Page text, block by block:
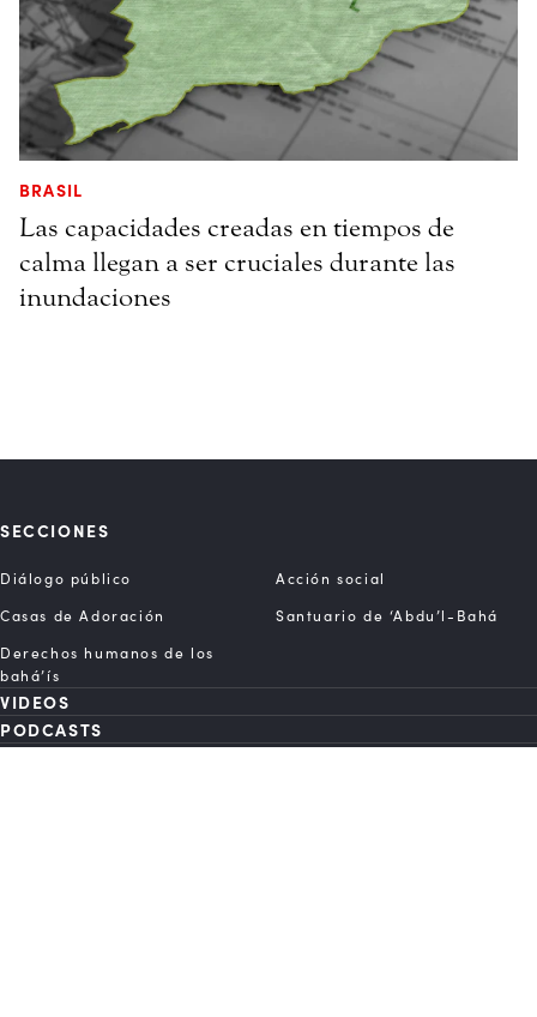
BRASIL
Las capacidades creadas en tiempos de
calma llegan a ser cruciales durante las
inundaciones
SECCIONES
Diálogo público
Acción social
Casas de Adoración
Santuario de ‘Abdu’l-Bahá
Derechos humanos de los
bahá’ís
VIDEOS
PODCASTS